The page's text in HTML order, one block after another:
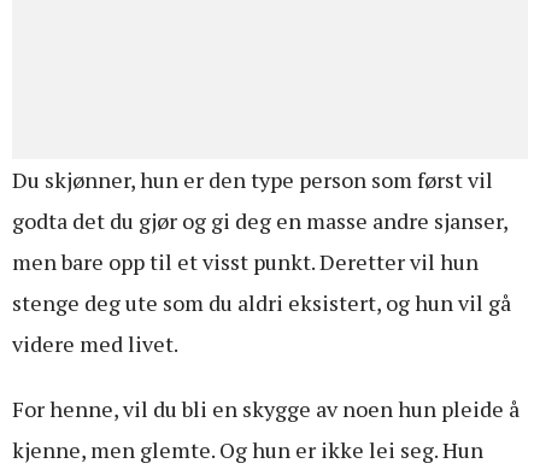
Du skjønner, hun er den type person som først vil
godta det du gjør og gi deg en masse andre sjanser,
men bare opp til et visst punkt. Deretter vil hun
stenge deg ute som du aldri eksistert, og hun vil gå
videre med livet.
For henne, vil du bli en skygge av noen hun pleide å
kjenne, men glemte. Og hun er ikke lei seg. Hun